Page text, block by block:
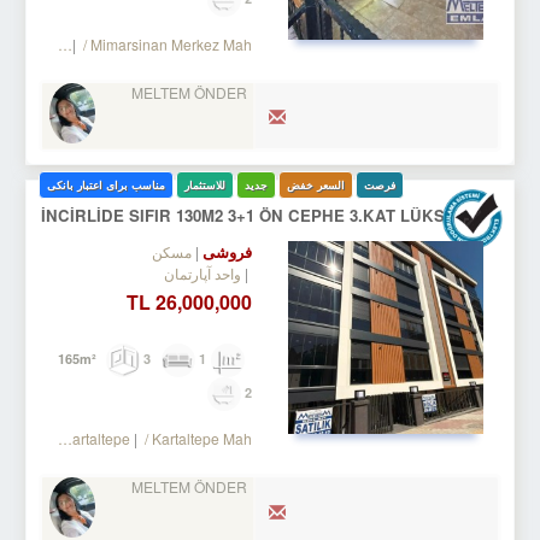
/ Mimarsinan Merkez Mah.
MELTEM ÖNDER
فرصت السعر خفض جدید للاستثمار مناسب برای اعتبار بانکی
İNCİRLİDE SIFIR 130M2 3+1 ÖN CEPHE 3.KAT LÜKS DAİRE
فروشی مسکن
واحد آپارتمان
26,000,000 TL
3
1
2
/ Kartaltepe / Kartaltepe Mah.
MELTEM ÖNDER